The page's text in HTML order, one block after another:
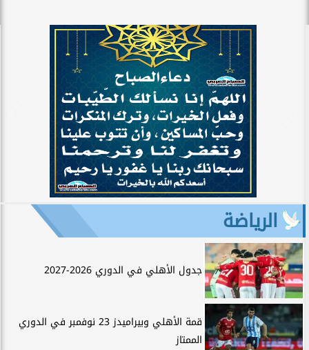
الرياضة
جدول الأهلي في الدوري 2026-2027
قمة الأهلي وبيراميدز 23 نوفمبر في الدوري
الممتاز